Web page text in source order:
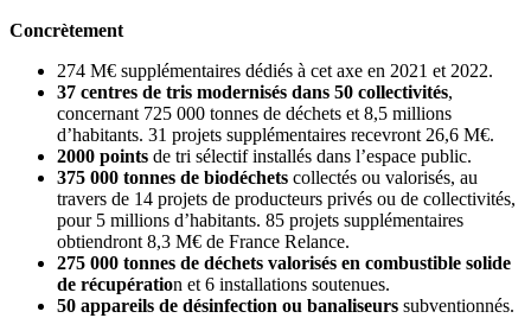
Concrètement
274 M€ supplémentaires dédiés à cet axe en 2021 et 2022.
37 centres de tris modernisés dans 50 collectivités,
concernant 725 000 tonnes de déchets et 8,5 millions
d’habitants. 31 projets supplémentaires recevront 26,6 M€.
2000 points de tri sélectif installés dans l’espace public.
375 000 tonnes de biodéchets collectés ou valorisés, au
travers de 14 projets de producteurs privés ou de collectivités,
pour 5 millions d’habitants. 85 projets supplémentaires
obtiendront 8,3 M€ de France Relance.
275 000 tonnes de déchets valorisés en combustible solide
de récupération et 6 installations soutenues.
50 appareils de désinfection ou banaliseurs subventionnés.